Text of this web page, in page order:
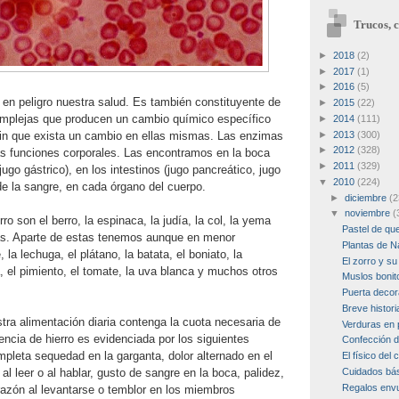
peligro nuestra salud. Es también constituyente de
que producen un cambio químico específico
que exista un cambio en ellas mismas. Las enzimas
funciones corporales. Las encontramos en la boca
gástrico), en los intestinos (jugo pancreático, jugo
la sangre, en cada órgano del cuerpo.
son el berro, la espinaca, la judía, la col, la yema
Aparte de estas tenemos aunque en menor
la lechuga, el plátano, la batata, el boniato, la
el pimiento, el tomate, la uva blanca y muchos otros
alimentación diaria contenga la cuota necesaria de
de hierro es evidenciada por los siguientes
sequedad en la garganta, dolor alternado en el
leer o al hablar, gusto de sangre en la boca, palidez,
al levantarse o temblor en los miembros
Trucos,
► 2018 (2)
► 2017 (1)
► 2016 (5)
► 2015 (22)
► 2014 (111)
► 2013 (300)
► 2012 (328)
► 2011 (329)
▼ 2010 (224)
► diciembre
▼ noviembre
Pastel de
Plantas de
El zorro y su
Muslos
Puerta
Breve
Verduras en
Confección
El físico del
Cuidados
Regalos